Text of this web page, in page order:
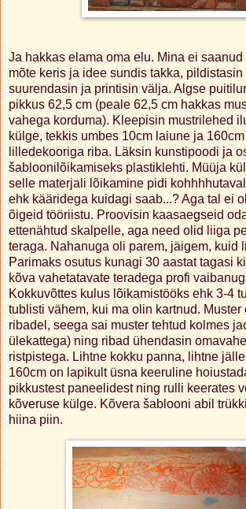
Ja hakkas elama oma elu. Mina ei saanud
mõte keris ja idee sundis takka, pildistasin
suurendasin ja printisin välja. Algse
pikkus 62,5 cm (peale 62,5 cm hakkas
vahega korduma). Kleepisin mustrilehed
külge, tekkis umbes 10cm laiune ja
lilledekooriga riba. Läksin kunstipoodi ja
šabloonilõikamiseks plastiklehti. Müüja
selle materjali lõikamine pidi
ehk kääridega kuidagi saab...? Aga tal ei
õigeid tööriistu. Proovisin kaasaegseid
ettenähtud skalpelle, aga need olid liiga
teraga. Nahanuga oli parem, jäigem, kuid
Parimaks osutus kunagi 30 aastat tagasi
kõva vahetatavate teradega profi
Kokkuvõttes kulus lõikamistööks ehk 3-4
tublisti vähem, kui ma olin kartnud. Muster
ribadel, seega sai muster tehtud kolmes
ülekattega) ning ribad ühendasin
ristpistega. Lihtne kokku panna, lihtne
160cm on lapikult üsna keeruline
pikkustest paneelidest ning rulli keerates
kõveruse külge. Kõvera šablooni abil
hiina piin.